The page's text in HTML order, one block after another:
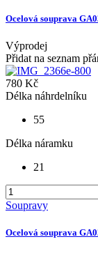
Ocelová souprava
Výprodej
Přidat na seznam
780 Kč
Délka náhrdelníku
55
Délka náramku
21
Soupravy
Ocelová souprava